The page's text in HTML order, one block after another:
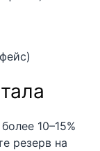
10–15%
резерв на